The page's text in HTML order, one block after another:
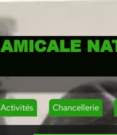
AMICALE
Activités Chancellerie